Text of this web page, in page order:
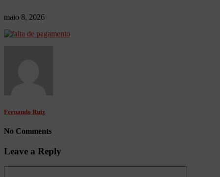
maio 8, 2026
Fernando Ruiz
No Comments
Leave a Reply